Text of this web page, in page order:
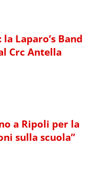
Laparo’s Band
Crc Antella
a Ripoli per la
sulla scuola”